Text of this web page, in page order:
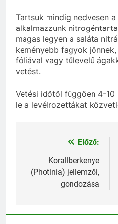
Tartsuk mindig nedvesen
alkalmazzunk
magas legyen a saláta
keményebb fagyok
fóliával vagy tűlevelű
vetést.
Vetési időtől függően 4-
le a levélrozettákat
Bejegyzés
navigáció
Előző:
Korallberkenye
(Photinia) jellemzői,
gondozása